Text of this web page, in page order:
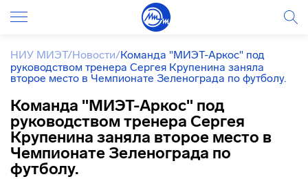
НИУ МИЭТ/Новости/Команда "МИЭТ-Аркос" под
руководством тренера Сергея Крупенина заняла
второе место в Чемпионате Зеленограда по футболу.
Команда "МИЭТ-Аркос" под
руководством тренера Сергея
Крупенина заняла второе место в
Чемпионате Зеленограда по
футболу.